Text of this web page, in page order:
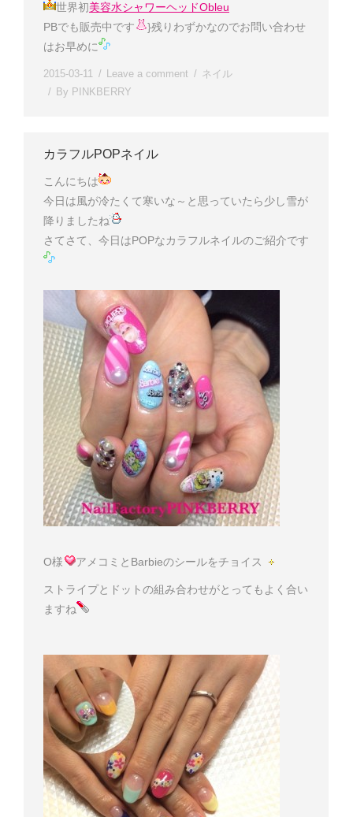
世界初美容水シャワーヘッドObleu
PBでも販売中です
}残りわずかなのでお問い合わせ
はお早めに
2015-03-11 Leave a comment
ネイル
By PINKBERRY
カラフルPOPネイル
こんにちは
今日は風が冷たくて寒いな～と思っていたら少し雪が
降りましたね
さてさて、今日はPOPなカラフルネイルのご紹介です
O様 アメコミとBarbieのシールをチョイス
ストライプとドットの組み合わせがとってもよく合い
ますね